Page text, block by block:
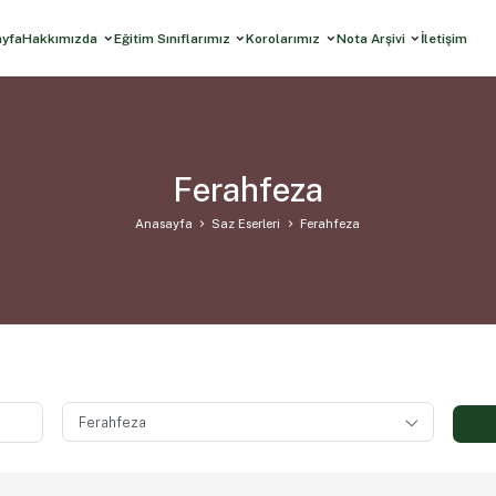
Hakkımızda Eğitim Sınıflarımız Korolarımız Nota Arşivi İletişim
Ferahfeza
Anasayfa Saz Eserleri Ferahfeza